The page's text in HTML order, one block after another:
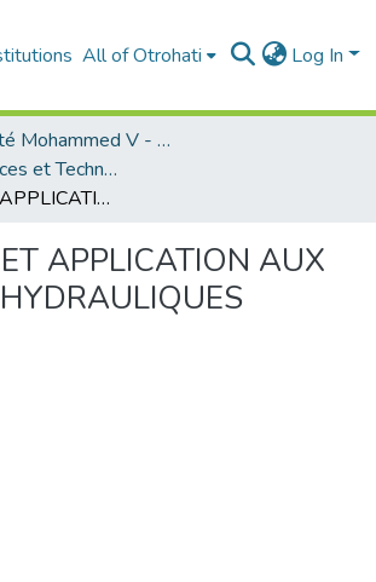
All of Otrohati Log In
Université Mohammed V - Rabat
CEDoc - Sciences et Techniques pour l’ingénieur
BIG DATA ET APPLICATION AUX RESEAUX HYDRAULIQUES
APPLICATION AUX